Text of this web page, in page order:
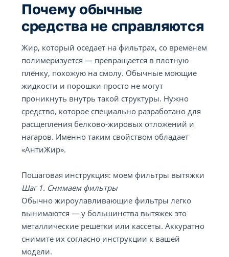
Почему обычные
средства не справляются
Жир, который оседает на фильтрах, со временем
полимеризуется — превращается в плотную
плёнку, похожую на смолу. Обычные моющие
жидкости и порошки просто не могут
проникнуть внутрь такой структуры. Нужно
средство, которое специально разработано для
расщепления белково-жировых отложений и
нагаров. Именно таким свойством обладает
«АнтиЖир».
Пошаговая инструкция: моем фильтры вытяжки
Шаг 1. Снимаем фильтры
Обычно жироулавливающие фильтры легко
вынимаются — у большинства вытяжек это
металлические решётки или кассеты. Аккуратно
снимите их согласно инструкции к вашей
модели.